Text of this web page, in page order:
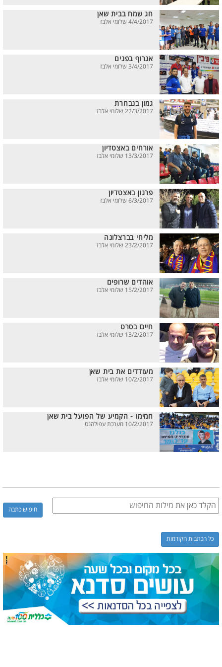
חג שמח בבית שאן
4/4/2017 שלומי אלבז
אגרוף בפנים
3/4/2017 שלומי אלבז
גמון בנבחרת
22/3/2017 שלומי אלבז
אורחים באצטדיון
13/3/2017 שלומי אלבז
פרגון באצטדיון
6/3/2017 שלומי אלבז
מליחי בברצלונה
23/2/2017 שלומי אלבז
אוהדים שרופים
15/2/2017 שלומי אלבז
חיים בסרט
13/2/2017 שלומי אלבז
מעודדים את בית שאן
10/2/2017 שלומי אלבז
חמימו - הקמיע של הפועל בית שאן
10/2/2017 מערכת עפולהנט
כל הכתבות הקודמות